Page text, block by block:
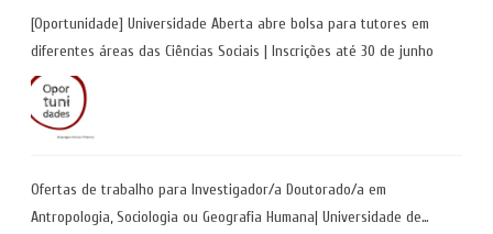
[Oportunidade] Universidade Aberta abre bolsa para tutores em
diferentes áreas das Ciências Sociais | Inscrições até 30 de junho
Ofertas de trabalho para Investigador/a Doutorado/a em
Antropologia, Sociologia ou Geografia Humana| Universidade de